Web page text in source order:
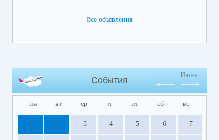
Все объявления
События
Июнь
пн вт ср чт пт сб вс
1 2 3 4 5 6 7